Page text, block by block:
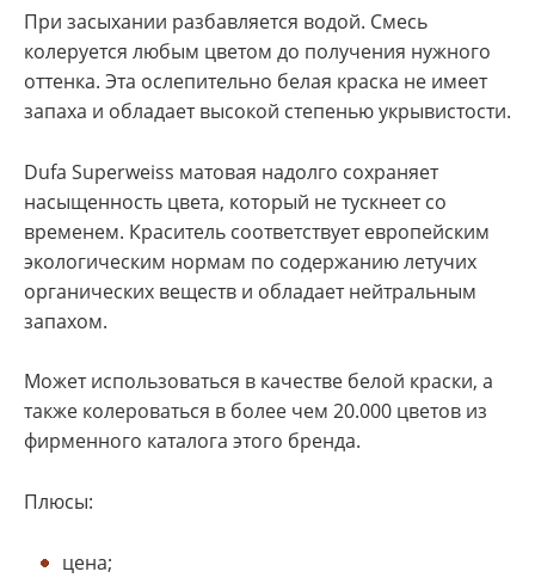
При засыхании разбавляется водой. Смесь
колеруется любым цветом до получения нужного
оттенка. Эта ослепительно белая краска не имеет
запаха и обладает высокой степенью укрывистости.
Dufa Superweiss матовая надолго сохраняет
насыщенность цвета, который не тускнеет со
временем. Краситель соответствует европейским
экологическим нормам по содержанию летучих
органических веществ и обладает нейтральным
запахом.
Может использоваться в качестве белой краски, а
также колероваться в более чем 20.000 цветов из
фирменного каталога этого бренда.
Плюсы:
цена;